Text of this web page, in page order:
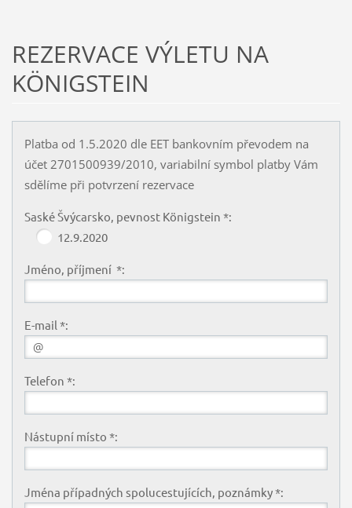
REZERVACE VÝLETU NA
KÖNIGSTEIN
Platba od 1.5.2020 dle EET bankovním převodem na
účet 2701500939/2010, variabilní symbol platby Vám
sdělíme při potvrzení rezervace
Saské Švýcarsko, pevnost Königstein *:
12.9.2020
Jméno, příjmení *:
E-mail *:
Telefon *:
Nástupní místo *:
Jména případných spolucestujících, poznámky *: